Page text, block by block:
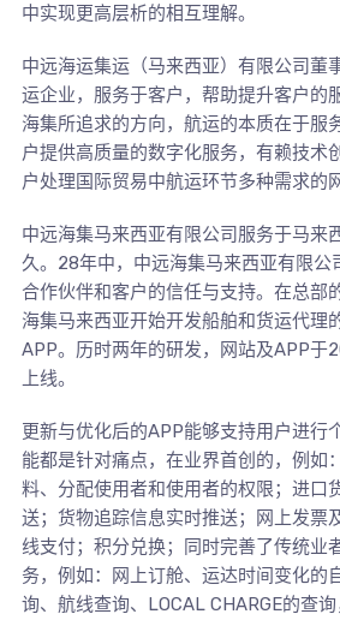
中实现更高层析的相互理解。
中远海运集运（马来西亚）有限公司董
运企业，服务于客户，帮助提升客户的
海集所追求的方向，航运的本质在于服
户提供高质量的数字化服务，有赖技术
户处理国际贸易中航运环节多种需求的
中远海集马来西亚有限公司服务于马来
久。28年中，中远海集马来西亚有限公
合作伙伴和客户的信任与支持。在总部
海集马来西亚开始开发船舶和货运代理
APP。历时两年的研发，网站及APP于
上线。
更新与优化后的APP能够支持用户进行
能都是针对痛点，在业界首创的，例如
料、分配使用者和使用者的权限；进口
送；货物追踪信息实时推送；网上发票
线支付；积分兑换；同时完善了传统业
务，例如：网上订舱、运达时间变化的
询、航线查询、LOCAL CHARGE的查